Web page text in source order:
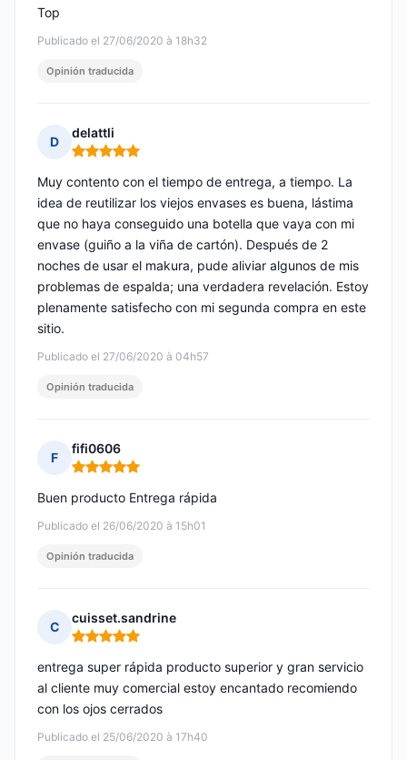
Publicado el 27/06/2020 à 18h32
Top
Opinión traducida
D
delattli
Nota: 5 de 5
Publicado el 27/06/2020 à 04h57
Muy contento con el tiempo de entrega, a tiempo. La
idea de reutilizar los viejos envases es buena, lástima
que no haya conseguido una botella que vaya con mi
envase (guiño a la viña de cartón). Después de 2
noches de usar el makura, pude aliviar algunos de mis
problemas de espalda; una verdadera revelación. Estoy
plenamente satisfecho con mi segunda compra en este
sitio.
Opinión traducida
F
fifi0606
Nota: 5 de 5
Publicado el 26/06/2020 à 15h01
Buen producto Entrega rápida
Opinión traducida
C
cuisset.sandrine
Nota: 5 de 5
Publicado el 25/06/2020 à 17h40
entrega super rápida producto superior y gran servicio
al cliente muy comercial estoy encantado recomiendo
con los ojos cerrados